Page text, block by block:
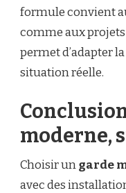
formule convient
comme aux projets
permet d’adapter
situation réelle.
moderne,
Choisir ungarde
avec des